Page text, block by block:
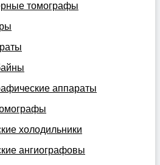
томографы
аппараты
холодильники
ангиографовы